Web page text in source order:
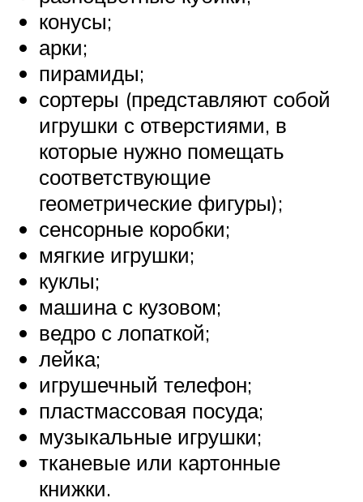
конусы;
арки;
пирамиды;
сортеры (представляют собой
игрушки с отверстиями, в
которые нужно помещать
соответствующие
геометрические фигуры);
сенсорные коробки;
мягкие игрушки;
куклы;
машина с кузовом;
ведро с лопаткой;
лейка;
игрушечный телефон;
пластмассовая посуда;
музыкальные игрушки;
тканевые или картонные
книжки.